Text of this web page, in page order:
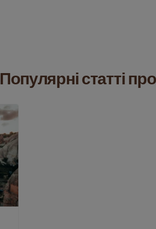
Популярні статті